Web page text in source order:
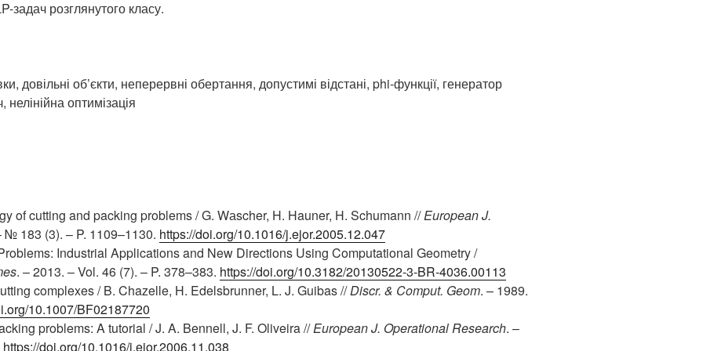
задач розглянутого класу.
довільні об’єкти, неперервні обертання, допустимі відстані, phi-функції, генератор
нелінійна оптимізація
of cutting and packing problems / G. Wаscher, H. Hauner, H. Schumann //European J.
№ 183 (3). – P. 1109–1130. https://doi.org/10.1016/j.ejor.2005.12.047
Industrial Applications and New Directions Using Computational Geometry /
. – 2013. – Vol. 46 (7). – P. 378–383. https://doi.org/10.3182/20130522-3-BR-4036.00113
complexes / B. Chazelle, H. Edelsbrunner, L. J. Guibas //Discr. & Comput. Geom. – 1989.
10.1007/BF02187720
problems: A tutorial / J. A. Bennell, J. F. Oliveira //European J. Operational Research. –
https://doi.org/10.1016/j.ejor.2006.11.038